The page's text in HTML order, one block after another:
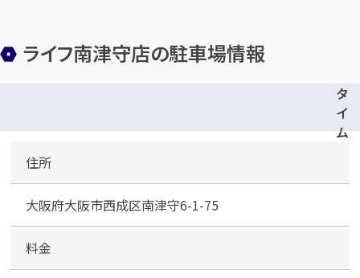
カンタン 無料
最短1 分！今すぐ査定金額をお伝えいた
します
ライフ南津守店の駐車場情報
タ
イ
ム
津
シ
ッ
住所
大阪府大阪市西成区南津守6-1-75
料金